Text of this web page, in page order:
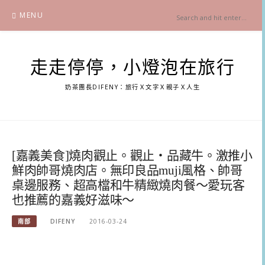
content
MENU
走走停停，小燈泡在旅行
奶茶團長DIFENY：旅行Ｘ文字Ｘ親子Ｘ人生
[嘉義美食]燒肉觀止。觀止・品藏牛。激推小
鮮肉帥哥燒肉店。無印良品muji風格、帥哥
桌邊服務、超高檔和牛精緻燒肉餐～愛玩客
也推薦的嘉義好滋味～
南部 DIFENY 2016-03-24